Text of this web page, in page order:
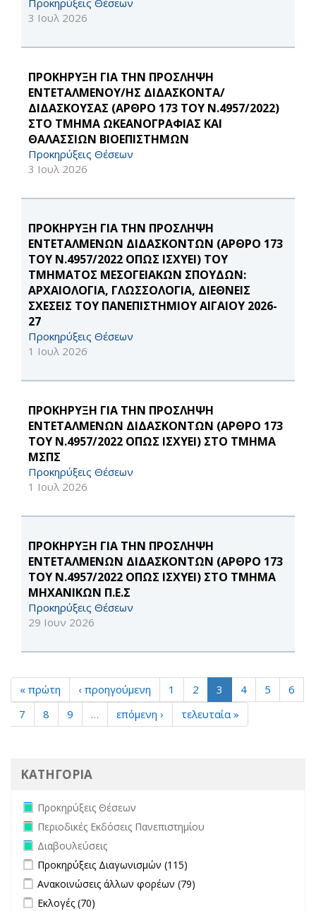
Προκηρύξεις Θέσεων
3 Ιουλ 2026
ΠΡΟΚΗΡΥΞΗ ΓΙΑ ΤΗΝ ΠΡΟΣΛΗΨΗ
ΕΝΤΕΤΑΛΜΕΝΟΥ/ΗΣ ΔΙΔΑΣΚΟΝΤΑ/
ΔΙΔΑΣΚΟΥΣΑΣ (ΑΡΘΡΟ 173 ΤΟΥ Ν.4957/2022)
ΣΤΟ ΤΜΗΜΑ ΩΚΕΑΝΟΓΡΑΦΙΑΣ ΚΑΙ
ΘΑΛΑΣΣΙΩΝ ΒΙΟΕΠΙΣΤΗΜΩΝ
Προκηρύξεις Θέσεων
3 Ιουλ 2026
ΠΡΟΚΗΡΥΞΗ ΓΙΑ ΤΗΝ ΠΡΟΣΛΗΨΗ
ΕΝΤΕΤΑΛΜΕΝΩΝ ΔΙΔΑΣΚΟΝΤΩΝ (ΑΡΘΡΟ 173
ΤΟΥ Ν.4957/2022 ΟΠΩΣ ΙΣΧΥΕΙ) ΤΟΥ
ΤΜΗΜΑΤΟΣ ΜΕΣΟΓΕΙΑΚΩΝ ΣΠΟΥΔΩΝ:
ΑΡΧΑΙΟΛΟΓΙΑ, ΓΛΩΣΣΟΛΟΓΙΑ, ΔΙΕΘΝΕΙΣ
ΣΧΕΣΕΙΣ ΤΟΥ ΠΑΝΕΠΙΣΤΗΜΙΟΥ ΑΙΓΑΙΟΥ 2026-
27
Προκηρύξεις Θέσεων
1 Ιουλ 2026
ΠΡΟΚΗΡΥΞΗ ΓΙΑ ΤΗΝ ΠΡΟΣΛΗΨΗ
ΕΝΤΕΤΑΛΜΕΝΩΝ ΔΙΔΑΣΚΟΝΤΩΝ (ΑΡΘΡΟ 173
ΤΟΥ Ν.4957/2022 ΟΠΩΣ ΙΣΧΥΕΙ) ΣΤΟ ΤΜΗΜΑ
ΜΣΠΣ
Προκηρύξεις Θέσεων
1 Ιουλ 2026
ΠΡΟΚΗΡΥΞΗ ΓΙΑ ΤΗΝ ΠΡΟΣΛΗΨΗ
ΕΝΤΕΤΑΛΜΕΝΩΝ ΔΙΔΑΣΚΟΝΤΩΝ (ΑΡΘΡΟ 173
ΤΟΥ Ν.4957/2022 ΟΠΩΣ ΙΣΧΥΕΙ) ΣΤΟ ΤΜΗΜΑ
ΜΗΧΑΝΙΚΩΝ Π.Ε.Σ
Προκηρύξεις Θέσεων
29 Ιουν 2026
« πρώτη ‹ προηγούμενη 1 2 3 4 5
6
7
8 9 … επόμενη › τελευταία »
ΚΑΤΗΓΟΡΙΑ
Remove Προκηρύξεις Θέσεων filter
Προκηρύξεις Θέσεων
Remove Περιοδικές Εκδόσεις Πανεπιστημίου filter
Περιοδικές Εκδόσεις Πανεπιστημίου
Remove Διαβουλεύσεις filter
Διαβουλεύσεις
Apply Προκηρύξεις Διαγωνισμών filter
Προκηρύξεις Διαγωνισμών (115)
Apply Ανακοινώσεις άλλων φορέων filter
Ανακοινώσεις άλλων φορέων (79)
Apply Εκλογές filter
Εκλογές (70)